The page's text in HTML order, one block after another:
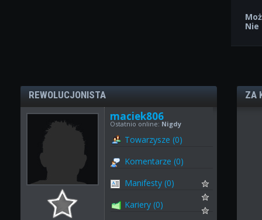
REWOLUCJONISTA
maciek806
Ostatnio online: Nigdy
Towarzysze (0)
Komentarze (0)
Manifesty (0)
Kariery (0)
ZA